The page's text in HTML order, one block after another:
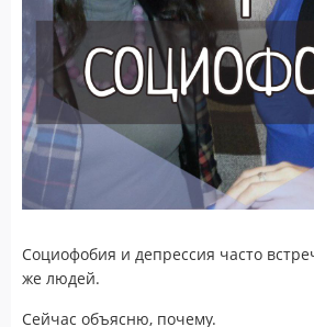
Социофобия и депрессия часто
же людей.
Сейчас объясню, почему.